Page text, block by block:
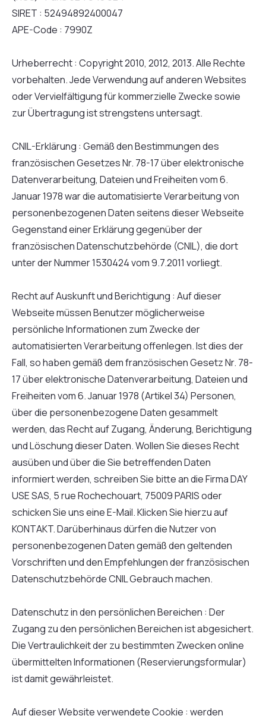
SIRET : 52494892400047
APE-Code : 7990Z
Urheberrecht : Copyright 2010, 2012, 2013. Alle Rechte
vorbehalten. Jede Verwendung auf anderen Websites
oder Vervielfältigung für kommerzielle Zwecke sowie
zur Übertragung ist strengstens untersagt.
CNIL-Erklärung : Gemäß den Bestimmungen des
französischen Gesetzes Nr. 78-17 über elektronische
Datenverarbeitung, Dateien und Freiheiten vom 6.
Januar 1978 war die automatisierte Verarbeitung von
personenbezogenen Daten seitens dieser Webseite
Gegenstand einer Erklärung gegenüber der
französischen Datenschutzbehörde (CNIL), die dort
unter der Nummer 1530424 vom 9.7.2011 vorliegt.
Recht auf Auskunft und Berichtigung : Auf dieser
Webseite müssen Benutzer möglicherweise
persönliche Informationen zum Zwecke der
automatisierten Verarbeitung offenlegen. Ist dies der
Fall, so haben gemäß dem französischen Gesetz Nr. 78-
17 über elektronische Datenverarbeitung, Dateien und
Freiheiten vom 6. Januar 1978 (Artikel 34) Personen,
über die personenbezogene Daten gesammelt
werden, das Recht auf Zugang, Änderung, Berichtigung
und Löschung dieser Daten. Wollen Sie dieses Recht
ausüben und über die Sie betreffenden Daten
informiert werden, schreiben Sie bitte an die Firma DAY
USE SAS, 5 rue Rochechouart, 75009 PARIS oder
schicken Sie uns eine E-Mail. Klicken Sie hierzu auf
KONTAKT. Darüberhinaus dürfen die Nutzer von
personenbezogenen Daten gemäß den geltenden
Vorschriften und den Empfehlungen der französischen
Datenschutzbehörde CNIL Gebrauch machen.
Datenschutz in den persönlichen Bereichen : Der
Zugang zu den persönlichen Bereichen ist abgesichert.
Die Vertraulichkeit der zu bestimmten Zwecken online
übermittelten Informationen (Reservierungsformular)
ist damit gewährleistet.
Auf dieser Website verwendete Cookie : werden